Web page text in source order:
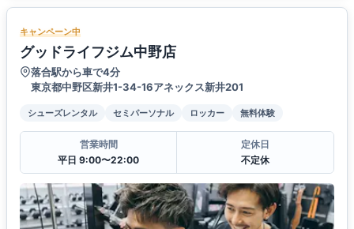
キャンペーン中
グッドライフジム中野店
落合駅から車で4分
東京都中野区新井1-34-16アネックス新井201
シューズレンタル セミパーソナル ロッカー 無料体験
営業時間
平日 9:00〜22:00
定休日
不定休